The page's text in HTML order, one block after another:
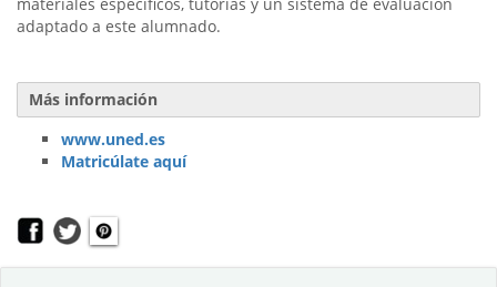
adaptado a este alumnado.
Más información
www.uned.es
Matricúlate aquí